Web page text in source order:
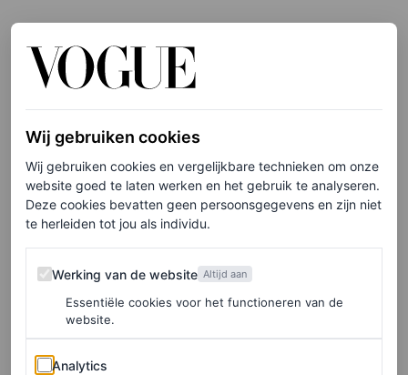
Gehaakte minirok, € 1.100
HIER TE KOOP
Prada raffia tote bag
Wij gebruiken cookies
Wij gebruiken cookies en vergelijkbare technieken om onze
website goed te laten werken en het gebruik te analyseren.
Deze cookies bevatten geen persoonsgegevens en zijn niet
te herleiden tot jou als individu.
Werking van de website
Werking van de website Altijd aan
Essentiële cookies voor het functioneren van de
website.
Analytics
Analytics